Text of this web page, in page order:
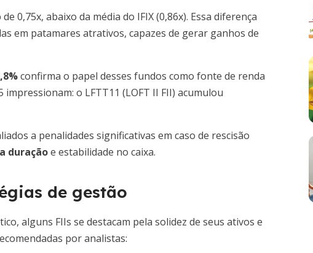
0,75x, abaixo da média do IFIX (0,86x). Essa diferença
em patamares atrativos, capazes de gerar ganhos de
confirma o papel desses fundos como fonte de renda
o LFTT11 (LOFT II FII) acumulou
a penalidades significativas em caso de rescisão
duraçãoe estabilidade no caixa.
de gestão
alguns FIIs se destacam pela solidez de seus ativos e
por analistas: